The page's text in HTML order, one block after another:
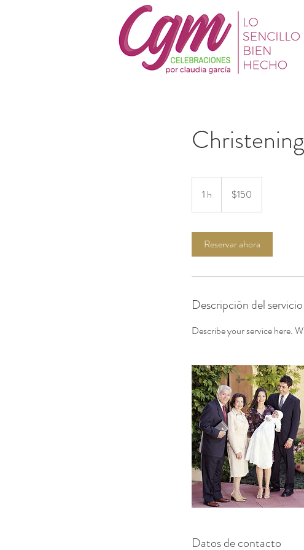
1 h
estadounidenses
$150
Reservar ahora
Descripción del servicio
Describe your service here.
Datos de contacto